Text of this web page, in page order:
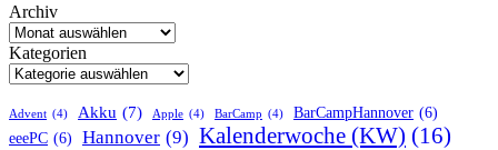
Archiv
Kategorien
Advent (4) Akku (7) Apple (4) BarCamp (4) BarCampHannover (6)
eeePC (6) Hannover (9) Kalenderwoche (KW) (16)